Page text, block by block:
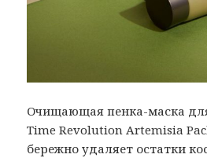
Очищающая пенка-маска
Time Revolution Artemisia
бережно удаляет остатки